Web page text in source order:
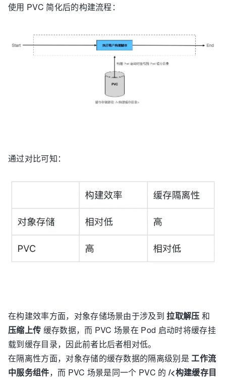
使用 PVC 简化后的构建流程：
通过对比可知：
在构建效率方面，对象存储场景由于涉及到拉取解压 和
压缩上传 缓存数据，而 PVC 场景在 Pod 启动时将缓存挂
载到缓存目录，因此前者比后者相对低。
在隔离性方面，对象存储的缓存数据的隔离级别是工作流
中服务组件，而 PVC 场景是同一个 PVC 的/<构建缓存目